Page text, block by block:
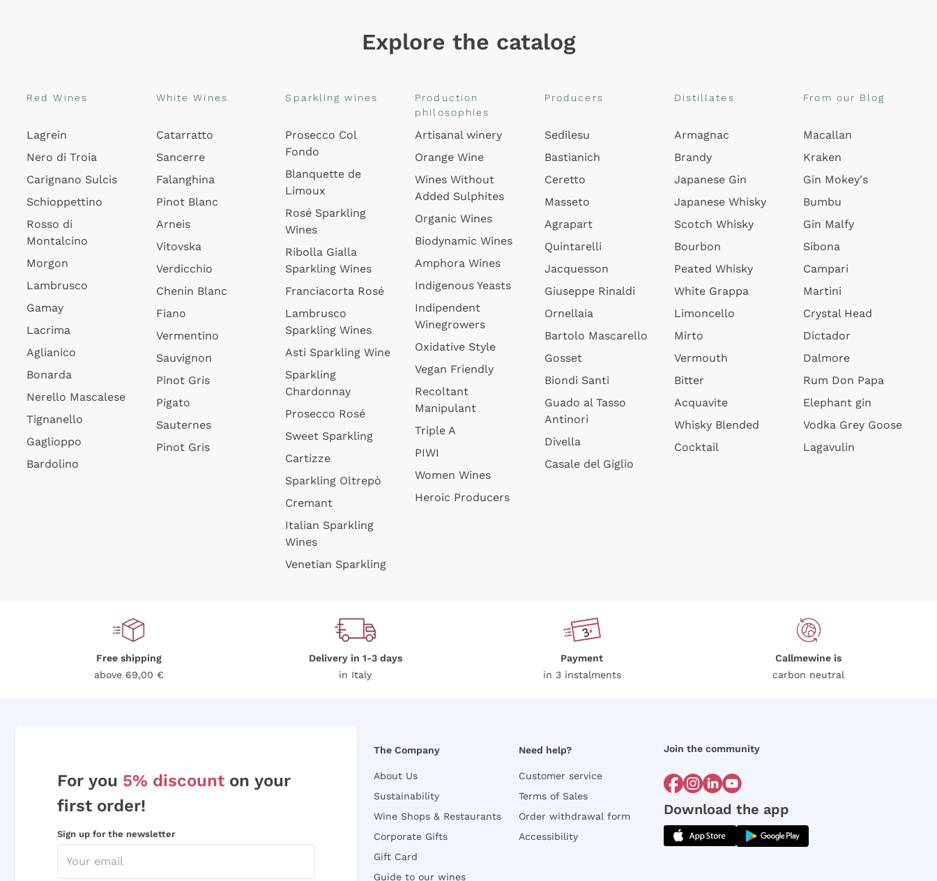
Explore the catalog
Red Wines
Lagrein
Nero di Troia
Carignano Sulcis
Schioppettino
Rosso di
Montalcino
Morgon
Lambrusco
Gamay
Lacrima
Aglianico
Bonarda
Nerello Mascalese
Tignanello
Gaglioppo
Bardolino
White Wines
Catarratto
Sancerre
Falanghina
Pinot Blanc
Arneis
Vitovska
Verdicchio
Chenin Blanc
Fiano
Vermentino
Sauvignon
Pinot Gris
Pigato
Sauternes
Pinot Gris
Sparkling wines
Prosecco Col
Fondo
Blanquette de
Limoux
Rosé Sparkling
Wines
Ribolla Gialla
Sparkling Wines
Franciacorta Rosé
Lambrusco
Sparkling Wines
Asti Sparkling Wine
Sparkling
Chardonnay
Prosecco Rosé
Sweet Sparkling
Cartizze
Sparkling Oltrepò
Cremant
Italian Sparkling
Wines
Venetian Sparkling
Production
philosophies
Artisanal winery
Orange Wine
Wines Without
Added Sulphites
Organic Wines
Biodynamic Wines
Amphora Wines
Indigenous Yeasts
Indipendent
Winegrowers
Oxidative Style
Vegan Friendly
Recoltant
Manipulant
Triple A
PIWI
Women Wines
Heroic Producers
Producers
Sedilesu
Bastianich
Ceretto
Masseto
Agrapart
Quintarelli
Jacquesson
Giuseppe Rinaldi
Ornellaia
Bartolo Mascarello
Gosset
Biondi Santi
Guado al Tasso
Antinori
Divella
Casale del Giglio
Distillates
Armagnac
Brandy
Japanese Gin
Japanese Whisky
Scotch Whisky
Bourbon
Peated Whisky
White Grappa
Limoncello
Mirto
Vermouth
Bitter
Acquavite
Whisky Blended
Cocktail
From our Blog
Macallan
Kraken
Gin Mokey's
Bumbu
Gin Malfy
Sibona
Campari
Martini
Crystal Head
Dictador
Dalmore
Rum Don Papa
Elephant gin
Vodka Grey Goose
Lagavulin
Free shipping
above 69,00 €
Delivery in 1-3 days
in Italy
Payment
in 3 instalments
Callmewine is
carbon neutral
For you 5% discount on your
first order!
Sign up for the newsletter
The Company
About Us
Sustainability
Wine Shops & Restaurants
Corporate Gifts
Gift Card
Guide to our wines
Need help?
Customer service
Terms of Sales
Order withdrawal form
Accessibility
Join the community
Download the app